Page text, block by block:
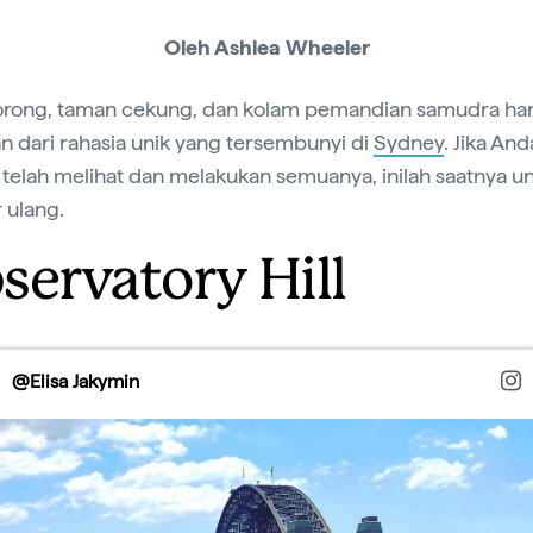
Oleh Ashlea Wheeler
taman cekung, dan kolam pemandian samudra
dari rahasia unik yang tersembunyi di Sydney. Jika
melihat dan melakukan semuanya, inilah saatnya
Hill
@Elisa Jakymin